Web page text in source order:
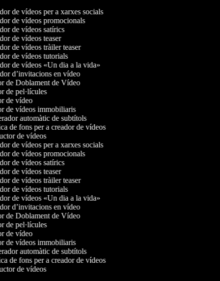
de vídeos per a xarxes socials
de vídeos promocionals
de vídeos satírics
de vídeos teaser
de vídeos tràiler teaser
de vídeos tutorials
de vídeos «Un dia a la vida»
d’invitacions en vídeo
de Doblament de Vídeo
de pel·lícules
de vídeo
de vídeos immobiliaris
automàtic de subtítols
de fons per a creador de vídeos
de vídeos
de vídeos per a xarxes socials
de vídeos promocionals
de vídeos satírics
de vídeos teaser
de vídeos tràiler teaser
de vídeos tutorials
de vídeos «Un dia a la vida»
d’invitacions en vídeo
de Doblament de Vídeo
de pel·lícules
de vídeo
de vídeos immobiliaris
automàtic de subtítols
de fons per a creador de vídeos
de vídeos